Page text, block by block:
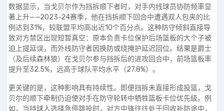
数据显示，当戈贝尔作为挡拆顺下者时，对手内线球员协防频率显
著上升——2023-24赛季，他在挡拆顺下回合中遭遇双人包夹的比
例达到31%，较联盟平均高出近10个百分点。这种防守倾斜直接导
致对方禁区出现短暂真空：原本负责卡位保护后场篮板的大个子被
迫上提延误，而外线防守者因换防或绕掩护延迟回位。结果是爵士
（及后续森林狼）在戈贝尔参与挡拆后的进攻回合中，前场篮板率
提升至32.5%，远高于球队平均水平（27.8%）。
更关键的是，这种影响具有持续性。即便挡拆未直接形成投篮，戈
贝尔的顺下牵制仍迫使对手在防守轮转中牺牲篮板卡位优先级。例
如，当持球人选择急停跳投时，对方中锋往往处于回收补防途中，